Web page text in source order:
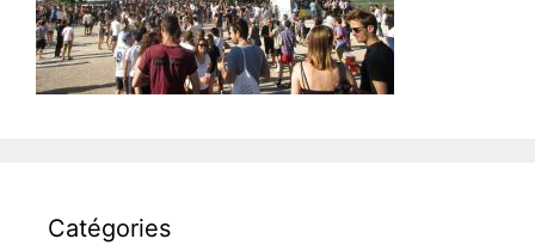
Catégories